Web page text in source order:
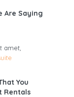
Are Saying
amet,
You
Rentals